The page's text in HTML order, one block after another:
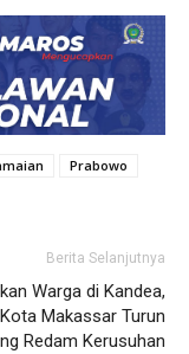
Prabowo
Berita Selanjutnya
Warga di Kandea,
Makassar Turun
Redam Kerusuhan